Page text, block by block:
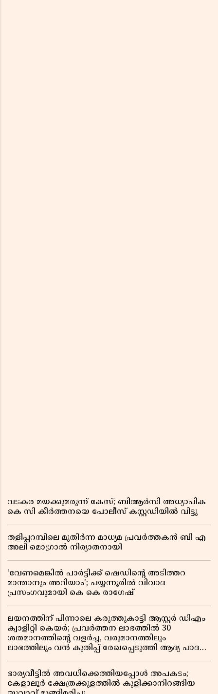
വടകര മയക്കുമരുന്ന് കേസ്; ബിആർസി അധ്യാപിക
കെ സി കീർത്തനയെ പോലീസ് കസ്റ്റഡിയിൽ വിട്ടു
തളിപ്പറമ്പിലെ മുതിർന്ന മാധ്യമ പ്രവർത്തകൻ ബി എ
അലി മൊഗ്രാൽ നിര്യാതനായി
‘വേണമെങ്കിൽ പാർട്ടിക്ക് ഷെഡിൻ്റെ അടിത്തറ
മാന്താനും അറിയാം’; പയ്യന്നൂരിൽ വിവാദ
പ്രസംഗവുമായി കെ കെ രാഗേഷ്
ലയനത്തിന് പിന്നാലെ കരുത്തുകാട്ടി ആസ്റ്റർ ഡിഎം
ക്വാളിറ്റി കെയർ; പ്രവർത്തന ലാഭത്തിൽ 30
ശതമാനത്തിൻ്റെ വളർച്ച, വരുമാനത്തിലും
ലാഭത്തിലും വൻ കുതിപ്പ് രേഖപ്പെടുത്തി ആദ്യ പാദ
ഭാര്യവീട്ടിൽ അവധിക്കെത്തിയപ്പോൾ അപകടം;
കേളാലൂർ ക്ഷേത്രക്കുളത്തിൽ കുളിക്കാനിറങ്ങിയ